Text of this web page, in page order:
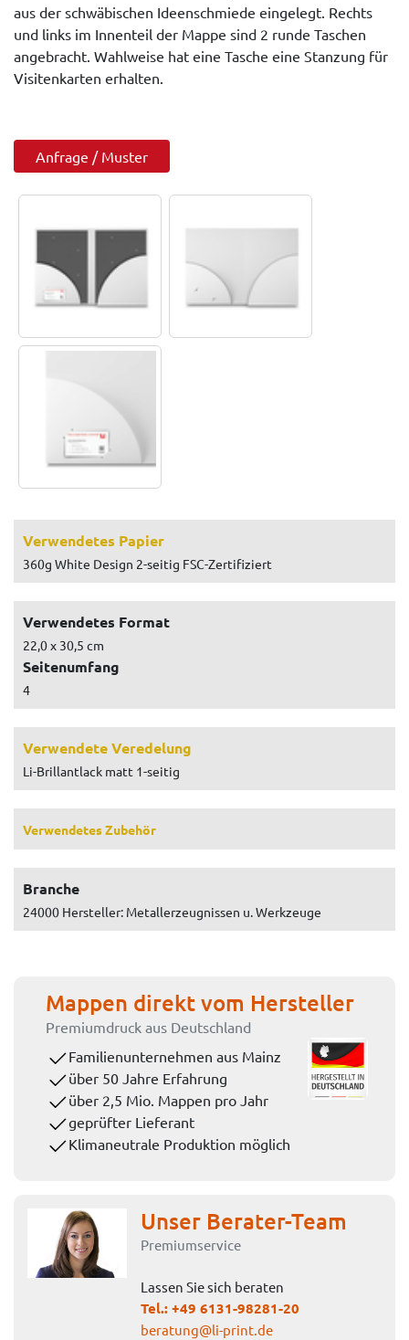
aus der schwäbischen Ideenschmiede eingelegt. Rechts
und links im Innenteil der Mappe sind 2 runde Taschen
angebracht. Wahlweise hat eine Tasche eine Stanzung für
Visitenkarten erhalten.
Anfrage / Muster
Verwendetes Papier
360g White Design 2-seitig FSC-Zertifiziert
Verwendetes Format
22,0 x 30,5 cm
Seitenumfang
4
Verwendete Veredelung
Li-Brillantlack matt 1-seitig
Verwendetes Zubehör
Branche
24000 Hersteller: Metallerzeugnissen u. Werkzeuge
Mappen direkt vom Hersteller
Premiumdruck aus Deutschland
Familienunternehmen aus Mainz
über 50 Jahre Erfahrung
über 2,5 Mio. Mappen pro Jahr
geprüfter Lieferant
Klimaneutrale Produktion möglich
Unser Berater-Team
Premiumservice
Lassen Sie sich beraten
Tel.:+49 6131-98281-20
beratung@li-print.de